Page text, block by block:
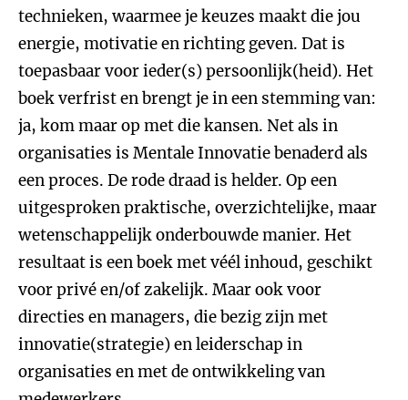
technieken, waarmee je keuzes maakt die jou
energie, motivatie en richting geven. Dat is
toepasbaar voor ieder(s) persoonlijk(heid). Het
boek verfrist en brengt je in een stemming van:
ja, kom maar op met die kansen. Net als in
organisaties is Mentale Innovatie benaderd als
een proces. De rode draad is helder. Op een
uitgesproken praktische, overzichtelijke, maar
wetenschappelijk onderbouwde manier. Het
resultaat is een boek met véél inhoud, geschikt
voor privé en/of zakelijk. Maar ook voor
directies en managers, die bezig zijn met
innovatie(strategie) en leiderschap in
organisaties en met de ontwikkeling van